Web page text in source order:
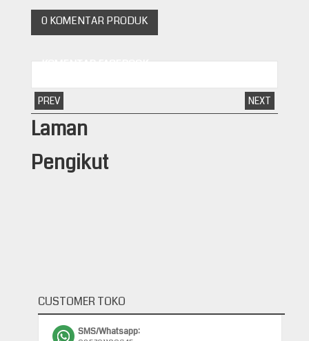
0 KOMENTAR PRODUK
KOMENTAR FACEBOOK
PREV NEXT
Laman
Pengikut
CUSTOMER TOKO
SMS/Whatsapp: